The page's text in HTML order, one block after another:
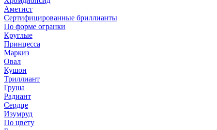
Аметист
Сертифицированные бриллианты
По форме огранки
Круглые
Принцесса
Маркиз
Овал
Кушон
Триллиант
Груша
Радиант
Сердце
Изумруд
По цвету